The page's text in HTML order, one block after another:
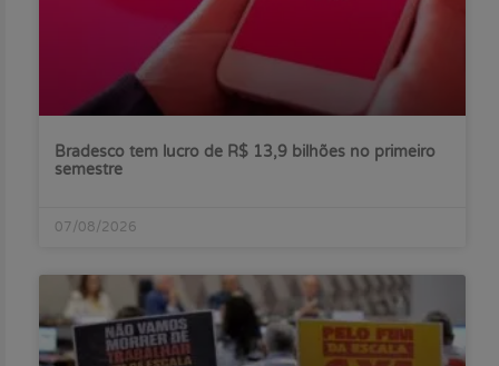
Bradesco tem lucro de R$ 13,9 bilhões no primeiro
semestre
07/08/2026